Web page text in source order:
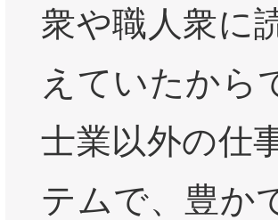
衆や職人衆に
えていたから
士業以外の仕
テムで、豊か